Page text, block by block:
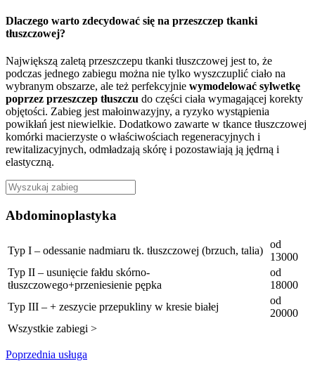
Dlaczego warto zdecydować się na przeszczep tkanki
tłuszczowej?
Największą zaletą przeszczepu tkanki tłuszczowej jest to, że
podczas jednego zabiegu można nie tylko wyszczuplić ciało na
wybranym obszarze, ale też perfekcyjnie wymodelować sylwetkę
poprzez przeszczep tłuszczu do części ciała wymagającej korekty
objętości. Zabieg jest małoinwazyjny, a ryzyko wystąpienia
powikłań jest niewielkie. Dodatkowo zawarte w tkance tłuszczowej
komórki macierzyste o właściwościach regeneracyjnych i
rewitalizacyjnych, odmładzają skórę i pozostawiają ją jędrną i
elastyczną.
Abdominoplastyka
Typ I – odessanie nadmiaru tk. tłuszczowej (brzuch, talia)
od
13000
Typ II – usunięcie fałdu skórno-
tłuszczowego+przeniesienie pępka
od
18000
Typ III – + zeszycie przepukliny w kresie białej
od
20000
Wszystkie zabiegi >
Poprzednia usługa